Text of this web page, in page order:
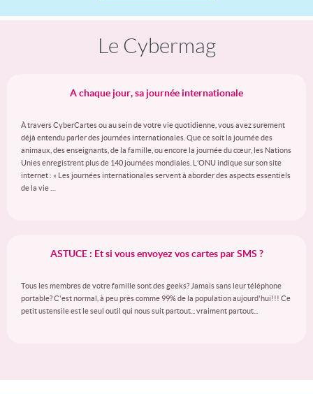
Le Cybermag
A chaque jour, sa journée internationale
À travers CyberCartes ou au sein de votre vie quotidienne, vous avez surement
déjà entendu parler des journées internationales. Que ce soit la journée des
animaux, des enseignants, de la famille, ou encore la journée du cœur, les Nations
Unies enregistrent plus de 140 journées mondiales. L’ONU indique sur son site
internet : « Les journées internationales servent à aborder des aspects essentiels
de la vie …
ASTUCE : Et si vous envoyez vos cartes par SMS ?
Tous les membres de votre famille sont des geeks? Jamais sans leur téléphone
portable? C'est normal, à peu près comme 99% de la population aujourd'hui!!! Ce
petit ustensile est le seul outil qui nous suit partout... vraiment partout...